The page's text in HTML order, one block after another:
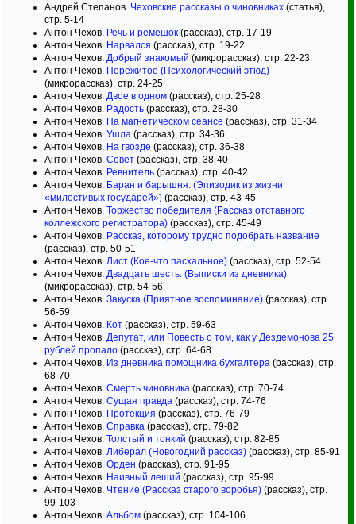
Андрей Степанов. Чеховские рассказы о чиновниках (статья),
стр. 5-14
Антон Чехов. Речь и ремешок (рассказ), стр. 17-19
Антон Чехов. Нарвался (рассказ), стр. 19-22
Антон Чехов. Добрый знакомый (микрорассказ), стр. 22-23
Антон Чехов. Пережитое (Психологический этюд)
(микрорассказ), стр. 24-25
Антон Чехов. Двое в одном (рассказ), стр. 25-28
Антон Чехов. Радость (рассказ), стр. 28-30
Антон Чехов. На магнетическом сеансе (рассказ), стр. 31-34
Антон Чехов. Ушла (рассказ), стр. 34-36
Антон Чехов. На гвозде (рассказ), стр. 36-38
Антон Чехов. Совет (рассказ), стр. 38-40
Антон Чехов. Ревнитель (рассказ), стр. 40-42
Антон Чехов. Баран и барышня: (Эпизодик из жизни
«милостивых государей») (рассказ), стр. 43-45
Антон Чехов. Торжество победителя (Рассказ отставного
коллежского регистратора) (рассказ), стр. 45-49
Антон Чехов. Рассказ, которому трудно подобрать название
(рассказ), стр. 50-51
Антон Чехов. Лист (Кое-что пасхальное) (рассказ), стр. 52-54
Антон Чехов. Двадцать шесть: (Выписки из дневника)
(микрорассказ), стр. 54-56
Антон Чехов. Закуска (Приятное воспоминание) (рассказ), стр.
56-59
Антон Чехов. Кот (рассказ), стр. 59-63
Антон Чехов. Депутат, или Повесть о том, как у Дездемонова 25
рублей пропало (рассказ), стр. 64-68
Антон Чехов. Из дневника помощника бухгалтера (рассказ), стр.
68-70
Антон Чехов. Смерть чиновника (рассказ), стр. 70-74
Антон Чехов. Сущая правда (рассказ), стр. 74-76
Антон Чехов. Протекция (рассказ), стр. 76-79
Антон Чехов. Справка (рассказ), стр. 79-82
Антон Чехов. Толстый и тонкий (рассказ), стр. 82-85
Антон Чехов. Либерал (Новогодний рассказ) (рассказ), стр. 85-91
Антон Чехов. Орден (рассказ), стр. 91-95
Антон Чехов. Наивный леший (рассказ), стр. 95-99
Антон Чехов. Чтение (Рассказ старого воробья) (рассказ), стр.
99-103
Антон Чехов. Альбом (рассказ), стр. 104-106